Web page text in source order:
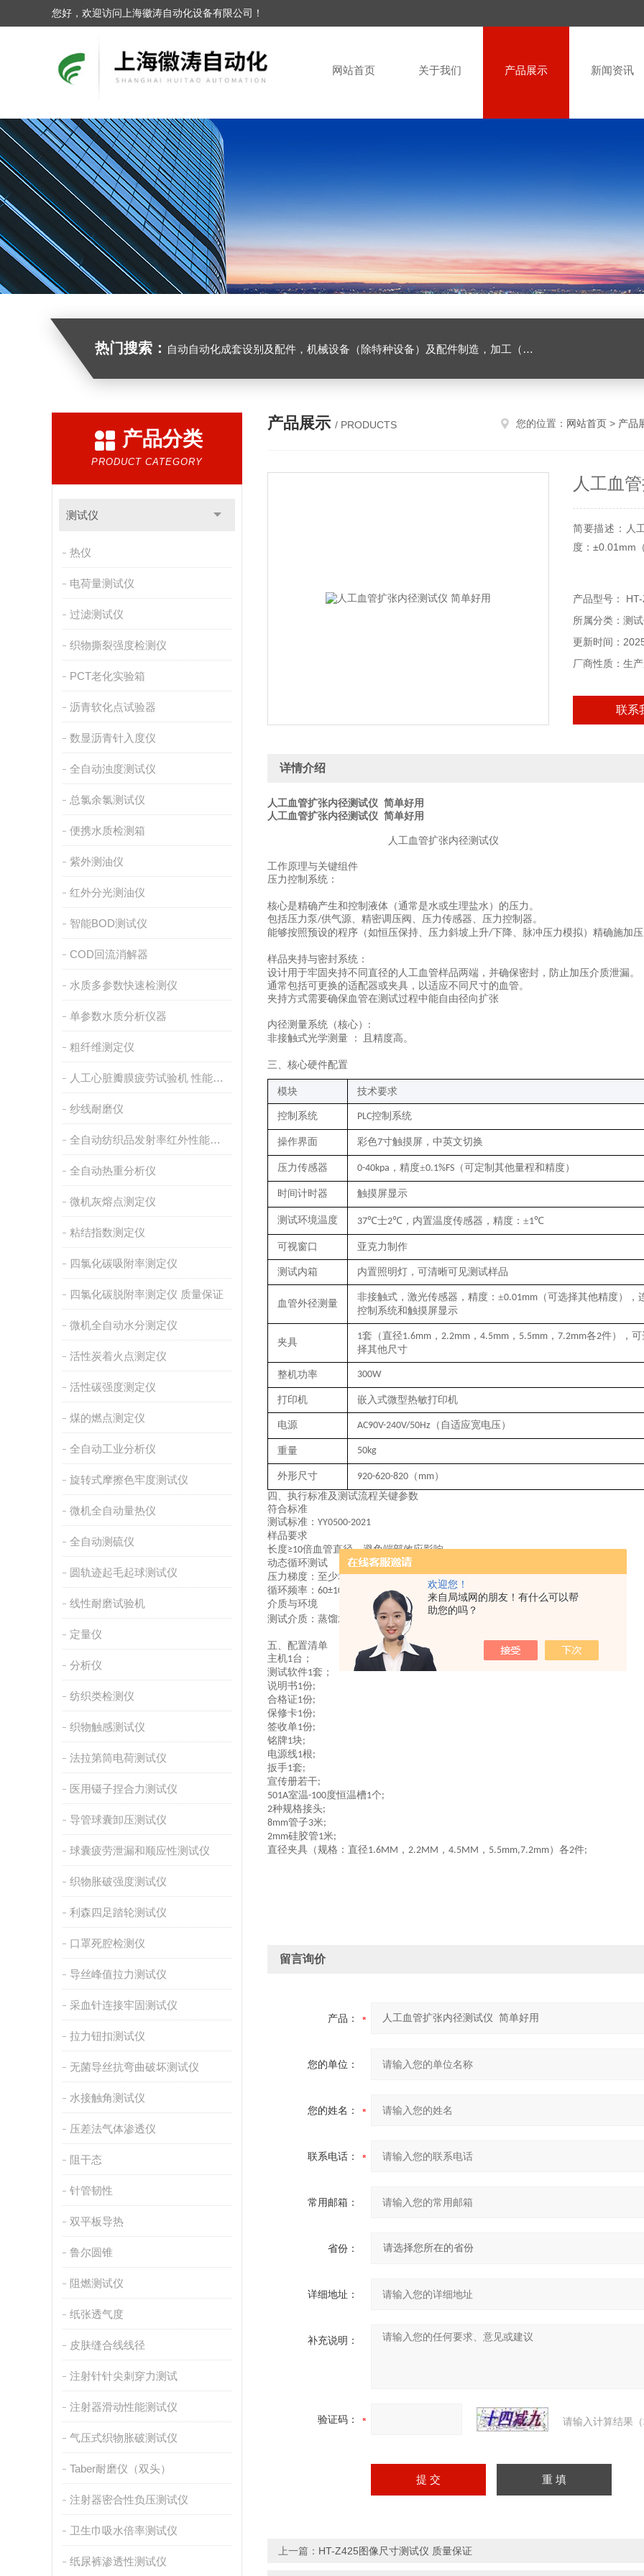
欢迎您！
来自局域网的朋友！有什么可以帮
助您的吗？
您好，欢迎访问上海徽涛自动化设备有限公司！
网站首页 关于我们 产品展示 新闻资讯
热门搜索： 自动自动化成套设别及配件，机械设备（除特种设备）及配件制造，加工（以上限分支机构经营），设计，批发，零售，模具，五金制品，工具加工（限分支机构经营），设计，批发，零售。五金交电，金属材料，金属制品，不锈钢制品，建筑材料，钢材，橡塑制品，环保设备，润滑剂，汽车配件，摩托车配件的批发，零售。（企业经营涉及行政许可的，凭许可证件经营）化成套设别及配件，机械设备（除特种设备）及配件制造，加工（以上限分支机构经营），设计，批发，零售，模具，五金制品，工具加工（限分支机构经营），设计，批发，零售。五金交电，金属材料，金属制品，不锈钢制品，建筑材料，钢材，橡塑制品，环保设备，润滑剂，汽车配件，摩托车配件的批发，零售。（企业经营涉及行政许可的，凭许可证件经营）
产品分类
PRODUCT CATEGORY
测试仪
热仪
电荷量测试仪
过滤测试仪
织物撕裂强度检测仪
PCT老化实验箱
沥青软化点试验器
数显沥青针入度仪
全自动浊度测试仪
总氯余氯测试仪
便携水质检测箱
紫外测油仪
红外分光测油仪
智能BOD测试仪
COD回流消解器
水质多参数快速检测仪
单参数水质分析仪器
粗纤维测定仪
人工心脏瓣膜疲劳试验机 性能稳定
纱线耐磨仪
全自动纺织品发射率红外性能分析
全自动热重分析仪
微机灰熔点测定仪
粘结指数测定仪
四氯化碳吸附率测定仪
四氯化碳脱附率测定仪 质量保证
微机全自动水分测定仪
活性炭着火点测定仪
活性碳强度测定仪
煤的燃点测定仪
全自动工业分析仪
旋转式摩擦色牢度测试仪
微机全自动量热仪
全自动测硫仪
圆轨迹起毛起球测试仪
线性耐磨试验机
定量仪
分析仪
纺织类检测仪
织物触感测试仪
法拉第筒电荷测试仪
医用镊子捏合力测试仪
导管球囊卸压测试仪
球囊疲劳泄漏和顺应性测试仪
织物胀破强度测试仪
利森四足踏轮测试仪
口罩死腔检测仪
导丝峰值拉力测试仪
采血针连接牢固测试仪
拉力钮扣测试仪
无菌导丝抗弯曲破坏测试仪
水接触角测试仪
压差法气体渗透仪
阻干态
针管韧性
双平板导热
鲁尔圆锥
阻燃测试仪
纸张透气度
皮肤缝合线线径
注射针针尖刺穿力测试
注射器滑动性能测试仪
气压式织物胀破测试仪
Taber耐磨仪（双头）
注射器密合性负压测试仪
卫生巾吸水倍率测试仪
纸尿裤渗透性测试仪
产品展示 / PRODUCTS 您的位置： 网站首页 > 产品
人工血
简要描述：人
度：±0.01mm
产品型号：
所属分类：测
更新时间：
厂商性质：生
联系
详情介绍
人工血管扩张内径测试仪 简单好用
人工血管扩张内径测试仪 简单好用
人工血管扩张内径测试仪
工作原理与关键组件
压力控制系统：
核心是精确产生和控制液体（通常是水或生理盐水）的压力。
包括压力泵/供气源、精密调压阀、压力传感器、压力控制器。
能够按照预设的程序（如恒压保持、压力斜坡上升/下降、脉冲压力模拟）精确施加
样品夹持与密封系统：
设计用于牢固夹持不同直径的人工血管样品两端，并确保密封，防止加压介质泄漏。
通常包括可更换的适配器或夹具，以适应不同尺寸的血管。
夹持方式需要确保血管在测试过程中能自由径向扩张
内径测量系统（核心） :‌
非接触式光学测量 ：
且精度高。
三、核心硬件配置
模块 技术要求
控制系统 PLC控制系统
操作界面 彩色7寸触摸屏，中英文切换
压力传感器 0-40kpa ， 精度±0.1%FS （可定制其他量程和精度）
时间计时器 触摸屏显示
测试环境温度 37℃士2℃ ，内置温度传感器，精度： ±1℃
可视窗口 亚克力制作
测试内箱 内置照明灯，可清晰可见测试样品
血管外径测量
非接触式，激光传感器， 精度： ±0.01mm （可选择其他精度），
控制系统和触摸屏显示
夹具
1套 （直径1.6mm ， 2.2mm ， 4.5mm ， 5.5mm ， 7.2mm各2件） ， 可
择其他尺寸
整机功率 300W
打印机 嵌入式微型热敏打印机
电源 AC90V-240V/50Hz （自适应宽电压）
重量 50kg
外形尺寸 920-620-820 （ mm）
四、执行标准及测试流程关键参数
符合标准
测试标准： YY0500-2021
样品要求
长度≥10倍血管直径，避免端部效应影响。
动态循环测试
压力梯度：至少3组高低压循环（如50-90mmHg、80-120mmHg、110-150mmHg）；
循环频率： 60±10
分钟，模拟心跳节律。
介质与环境
测试介质：蒸馏水或生理盐水，温度恒定
五、 配置清单
主机1台；
测试软件1套；
说明书1份;
合格证1份;
保修卡1份;
签收单1份;
铭牌1块;
电源线1根;
扳手1套;
宣传册若干;
501A室温-100度恒温槽1个;
2种规格接头;
8mm管子3米;
2mm硅胶管1米;
直径夹具 （规格：直径1.6MM ， 2.2MM ， 4.5MM ， 5.5mm,7.2mm） 各2件;
留言询价
产品：
您的单位：
您的姓名：
联系电话：
常用邮箱：
省份：
详细地址：
补充说明：
验证码： 请输入计算结果
上一篇： HT-Z425图像尺寸测试仪 质量保证